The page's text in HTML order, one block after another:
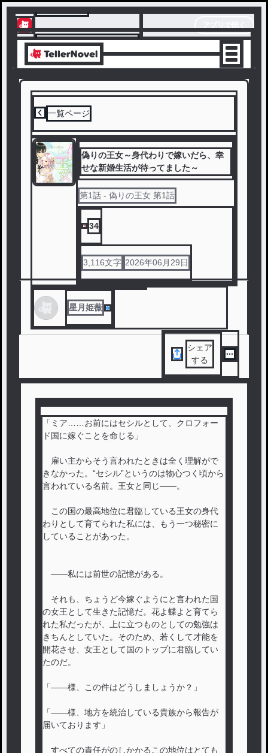
テラーノベル
アプリでサクサク楽しめる
一覧ページ
偽りの王女～身代わりで嫁いだら、幸
せな新婚生活が待ってました～
第1話- 偽りの王女 第1話
34
3,116文字 2026年06月29日
#ファンタジー 胸キュン #復讐
星月姫薇
シェア
する
「ミア……お前にはセシルとして、クロフォー
ド国に嫁ぐことを命じる」
雇い主からそう言われたときは全く理解がで
きなかった。“セシル”というのは物心つく頃から
言われている名前。王女と同じ――。
この国の最高地位に君臨している王女の身代
わりとして育てられた私には、もう一つ秘密に
していることがあった。
――私には前世の記憶がある。
それも、ちょうど今嫁ぐようにと言われた国
の女王として生きた記憶だ。花よ蝶よと育てら
れた私だったが、上に立つものとしての勉強は
きちんとしていた。そのため、若くして才能を
開花させ、女王として国のトップに君臨してい
たのだ。
「――様、この件はどうしましょうか？」
「――様、地方を統治している貴族から報告が
届いております」
すべての責任がのしかかるこの地位はとても